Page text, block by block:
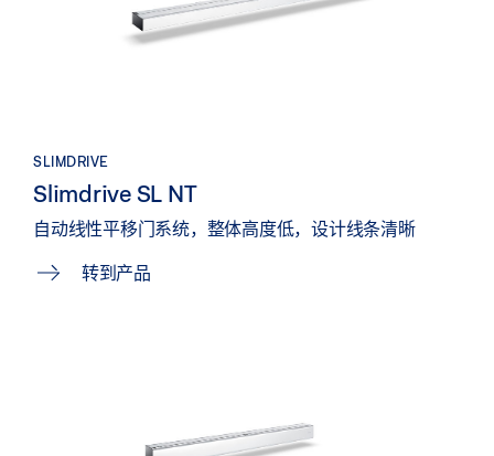
SLIMDRIVE
Slimdrive SL NT
自动线性平移门系统，整体高度低，设计线条清晰
转到产品